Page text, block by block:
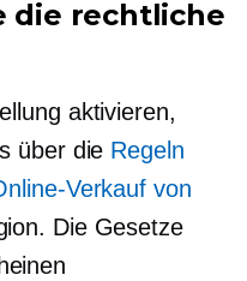
die rechtliche
aktivieren,
über die Regeln
Verkauf von
Die Gesetze